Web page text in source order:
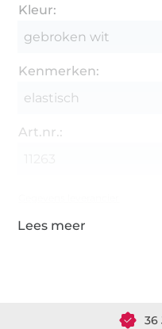
Kleur:
gebroken wit
Kenmerken:
elastisch
Art.nr.:
36